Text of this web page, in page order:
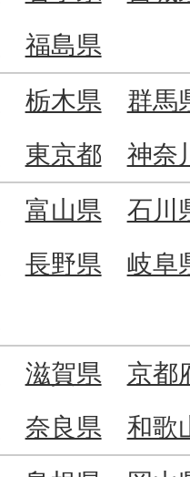
福島県
栃木県
群馬
東京都 神奈
富山県
石川
長野県
岐阜
滋賀県
京都
奈良県 和歌